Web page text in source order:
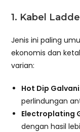
1. Kabel
Jenis ini paling
ekonomis dan
varian:
Hot Dip
perlindungan
Electroplating
dengan hasil